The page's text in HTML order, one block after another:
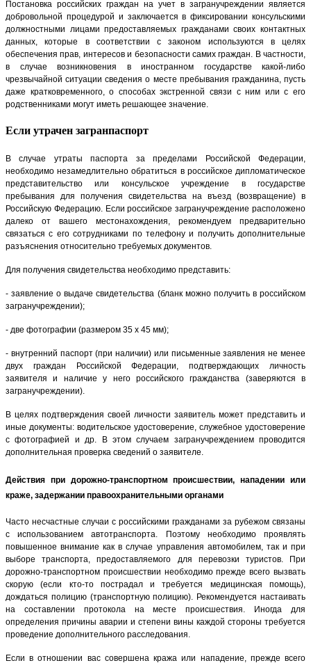
Постановка российских граждан на учет в загранучреждении является
добровольной процедурой и заключается в фиксировании консульскими
должностными лицами предоставляемых гражданами своих контактных
данных, которые в соответствии с законом используются в целях
обеспечения прав, интересов и безопасности самих граждан. В частности,
в случае возникновения в иностранном государстве какой-либо
чрезвычайной ситуации сведения о месте пребывания гражданина, пусть
даже кратковременного, о способах экстренной связи с ним или с его
родственниками могут иметь решающее значение.
Если утрачен загранпаспорт
В случае утраты паспорта за пределами Российской Федерации,
необходимо незамедлительно обратиться в российское дипломатическое
представительство или консульское учреждение в государстве
пребывания для получения свидетельства на въезд (возвращение) в
Российскую Федерацию. Если российское загранучреждение расположено
далеко от вашего местонахождения, рекомендуем предварительно
связаться с его сотрудниками по телефону и получить дополнительные
разъяснения относительно требуемых документов.
Для получения свидетельства необходимо представить:
- заявление о выдаче свидетельства (бланк можно получить в российском
загранучреждении);
- две фотографии (размером 35 x 45 мм);
- внутренний паспорт (при наличии) или письменные заявления не менее
двух граждан Российской Федерации, подтверждающих личность
заявителя и наличие у него российского гражданства (заверяются в
загранучреждении).
В целях подтверждения своей личности заявитель может представить и
иные документы: водительское удостоверение, служебное удостоверение
с фотографией и др. В этом случаем загранучреждением проводится
дополнительная проверка сведений о заявителе.
Действия при дорожно-транспортном происшествии, нападении или
краже, задержании правоохранительными органами
Часто несчастные случаи с российскими гражданами за рубежом связаны
с использованием автотранспорта. Поэтому необходимо проявлять
повышенное внимание как в случае управления автомобилем, так и при
выборе транспорта, предоставляемого для перевозки туристов. При
дорожно-транспортном происшествии необходимо прежде всего вызвать
скорую (если кто-то пострадал и требуется медицинская помощь),
дождаться полицию (транспортную полицию). Рекомендуется настаивать
на составлении протокола на месте происшествия. Иногда для
определения причины аварии и степени вины каждой стороны требуется
проведение дополнительного расследования.
Если в отношении вас совершена кража или нападение, прежде всего